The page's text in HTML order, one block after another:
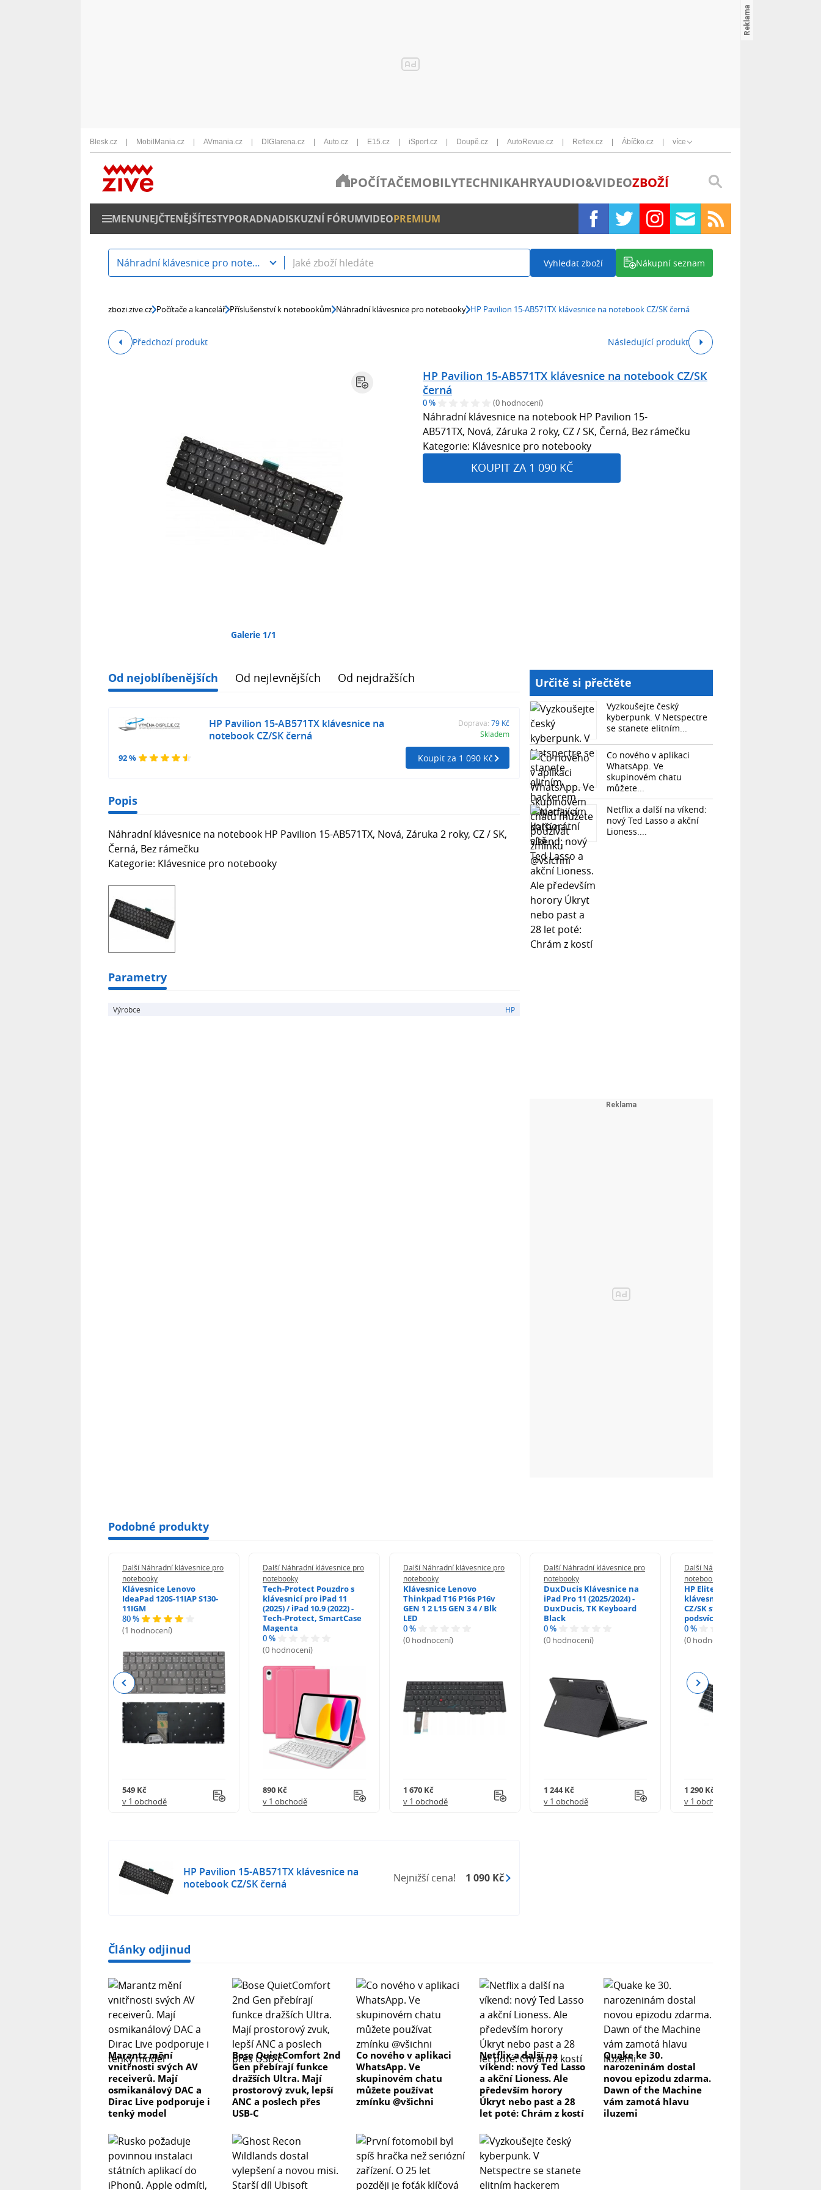
Blesk.cz MobilMania.cz AVmania.cz DIGIarena.cz Auto.cz E15.cz iSport.cz Doupě.cz AutoRevue.cz Reflex.cz Ábíčko.cz více
POČÍTAČEMOBILYTECHNIKAHRYAUDIO&VIDEOZBOŽÍ
MENUNEJČTENĚJŠÍTESTYPORADNADISKUZNÍ FÓRUMVIDEOPREMIUM
Náhradní klávesnice pro notebooky Vyhledat zboží Nákupní seznam
zbozi.zive.cz Počítače a kancelář Příslušenství k notebookům Náhradní klávesnice pro notebooky HP Pavilion 15-AB571TX klávesnice na notebook CZ/SK černá
Předchozí produkt Následující produkt
Galerie 1/1
HP Pavilion 15-AB571TX klávesnice na notebook CZ/SK
černá
0 % (0 hodnocení)
Náhradní klávesnice na notebook HP Pavilion 15-
AB571TX, Nová, Záruka 2 roky, CZ / SK, Černá, Bez rámečku
Kategorie: Klávesnice pro notebooky
KOUPIT ZA 1 090 KČ
Od nejoblíbenějších Od nejlevnějších Od nejdražších
92 %
HP Pavilion 15-AB571TX klávesnice na
notebook CZ/SK černá
Doprava: 79 Kč
Skladem
Koupit za 1 090 Kč
Popis
Náhradní klávesnice na notebook HP Pavilion 15-AB571TX, Nová, Záruka 2 roky, CZ / SK,
Černá, Bez rámečku
Kategorie: Klávesnice pro notebooky
Parametry
Výrobce HP
Určitě si přečtěte
Vyzkoušejte český
kyberpunk. V Netspectre
se stanete elitním...
Co nového v aplikaci
WhatsApp. Ve
skupinovém chatu
můžete...
Netflix a další na víkend:
nový Ted Lasso a akční
Lioness....
Podobné produkty
Další Náhradní klávesnice pro
notebooky
Klávesnice Lenovo
IdeaPad 120S-11IAP S130-
11IGM
80 %
(1 hodnocení)
549 Kč
v 1 obchodě
Další Náhradní klávesnice pro
notebooky
Tech-Protect Pouzdro s
klávesnicí pro iPad 11
(2025) / iPad 10.9 (2022) -
Tech-Protect, SmartCase
Magenta
0 %
(0 hodnocení)
890 Kč
v 1 obchodě
Další Náhradní klávesnice pro
notebooky
Klávesnice Lenovo
Thinkpad T16 P16s P16v
GEN 1 2 L15 GEN 3 4 / Blk
LED
0 %
(0 hodnocení)
1 670 Kč
v 1 obchodě
Další Náhradní klávesnice pro
notebooky
DuxDucis Klávesnice na
iPad Pro 11 (2025/2024) -
DuxDucis, TK Keyboard
Black
0 %
(0 hodnocení)
1 244 Kč
v 1 obchodě
Další Náhradní klávesnice pro
notebooky
HP EliteBook 840 G6
klávesnice na notebook
CZ/SK stříbrný rámeček,
podsvícená, Trackpoint
0 %
(0 hodnocení)
1 290 Kč
v 1 obchodě
Previous Next
HP Pavilion 15-AB571TX klávesnice na
notebook CZ/SK černá
Nejnižší cena! 1 090 Kč
Články odjinud
Marantz mění
vnitřnosti svých AV
receiverů. Mají
osmikanálový DAC a
Dirac Live podporuje i
tenký model
Bose QuietComfort 2nd
Gen přebírají funkce
dražších Ultra. Mají
prostorový zvuk, lepší
ANC a poslech přes
USB-C
Co nového v aplikaci
WhatsApp. Ve
skupinovém chatu
můžete používat
zmínku @všichni
Netflix a další na
víkend: nový Ted Lasso
a akční Lioness. Ale
především horory
Úkryt nebo past a 28
let poté: Chrám z kostí
Quake ke 30.
narozeninám dostal
novou epizodu zdarma.
Dawn of the Machine
vám zamotá hlavu
iluzemi